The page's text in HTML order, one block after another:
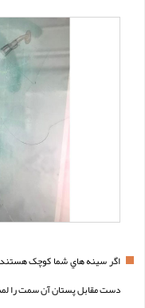
اگر سينه هاي شما کوچک
دست مقابل پستان آن سمت را